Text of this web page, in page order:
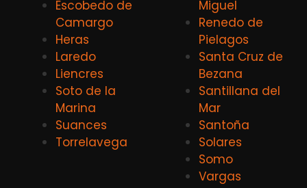
Escobedo de
Camargo
Heras
Laredo
Liencres
Soto de la
Marina
Suances
Torrelavega
Miguel
Renedo de
Pielagos
Santa Cruz de
Bezana
Santillana del
Mar
Santoña
Solares
Somo
Vargas